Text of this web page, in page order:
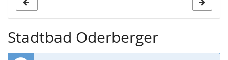
Stadtbad Oderberger